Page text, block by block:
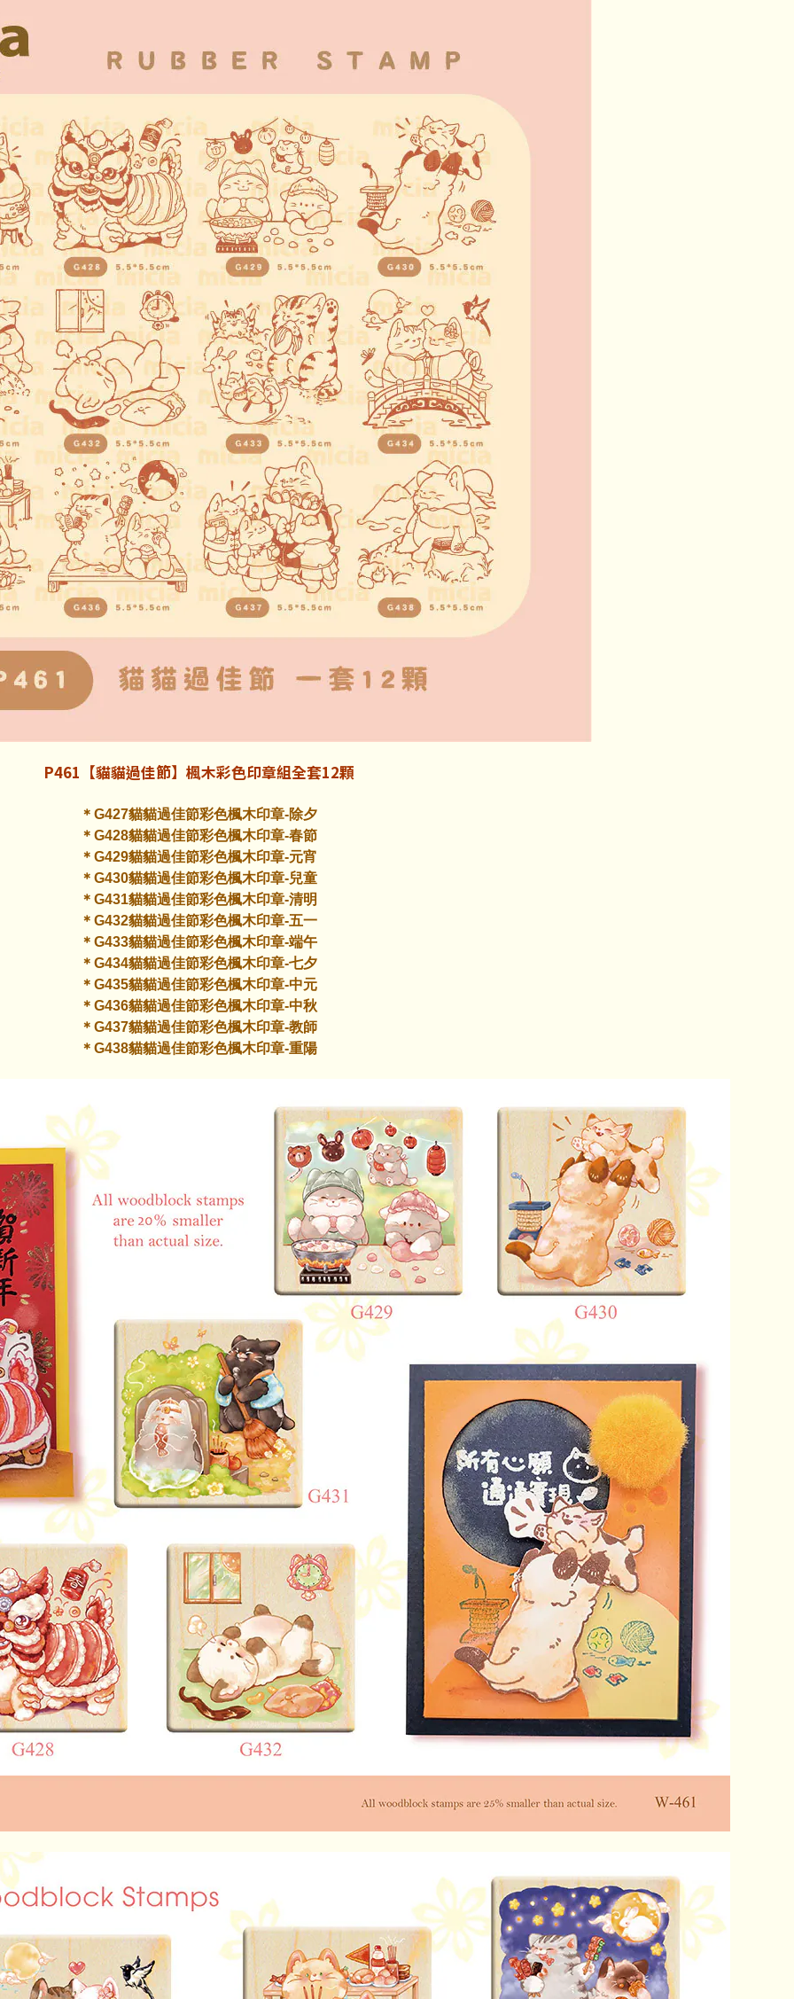
P461【貓貓過佳節】楓木彩色印章組全套12顆
＊G427貓貓過佳節彩色楓木印章-除夕
＊G428貓貓過佳節彩色楓木印章-春節
＊G429貓貓過佳節彩色楓木印章-元宵
＊G430貓貓過佳節彩色楓木印章-兒童
＊G431貓貓過佳節彩色楓木印章-清明
＊G432貓貓過佳節彩色楓木印章-五一
＊G433貓貓過佳節彩色楓木印章-端午
＊G434貓貓過佳節彩色楓木印章-七夕
＊G435貓貓過佳節彩色楓木印章-中元
＊G436貓貓過佳節彩色楓木印章-中秋
＊G437貓貓過佳節彩色楓木印章-教師
＊G438貓貓過佳節彩色楓木印章-重陽